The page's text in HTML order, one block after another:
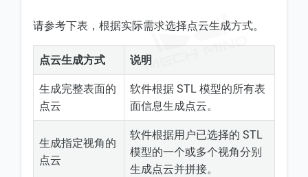
请参考下表，根据实际需求选择点云生成方式。
点云生成方式 说明
生成完整表面的
点云
软件根据 STL 模型的所有表
面信息生成点云。
生成指定视角的
点云
软件根据用户已选择的 STL
模型的一个或多个视角分别
生成点云并拼接。